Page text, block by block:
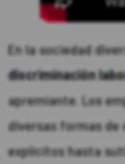
En la sociedad
discriminación
apremiante. Los
diversas formas de
explícitos hasta